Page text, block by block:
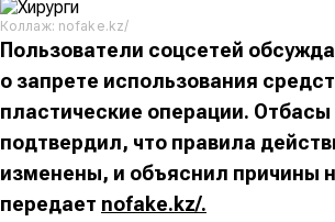
Коллаж: nofake.kz/
Пользователи соцсетей
о запрете использования
пластические операции. Отбасы
подтвердил, что правила
изменены, и объяснил причины
передает nofake.kz/.